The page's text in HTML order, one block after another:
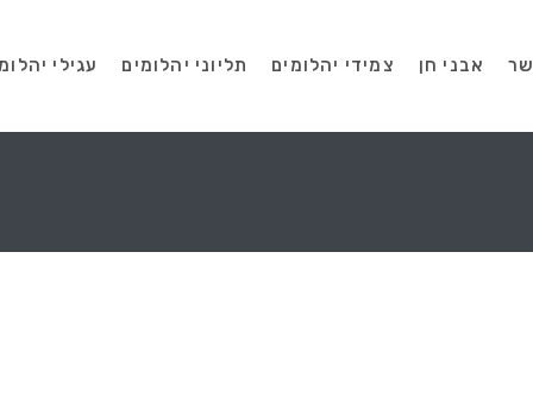
עגילי תליוני יהלומים צמידי יהלומים אבני חן